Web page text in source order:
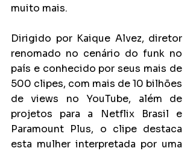
muito mais.
Dirigido por Kaique Alvez, diretor
renomado no cenário do funk no
país e conhecido por seus mais de
500 clipes, com mais de 10 bilhões
de views no YouTube, além de
projetos para a Netflix Brasil e
Paramount Plus, o clipe destaca
esta mulher interpretada por uma